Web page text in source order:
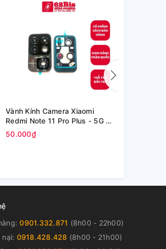
Vành Kính Camera Xiaomi
Redmi Note 11 Pro Plus - 5G /
Redmi Note 11 Pro+ 5G
50.000₫
0901.332.871 (8h00 - 22h00)
nại: 0918.428.428 (8h00 - 21h00)